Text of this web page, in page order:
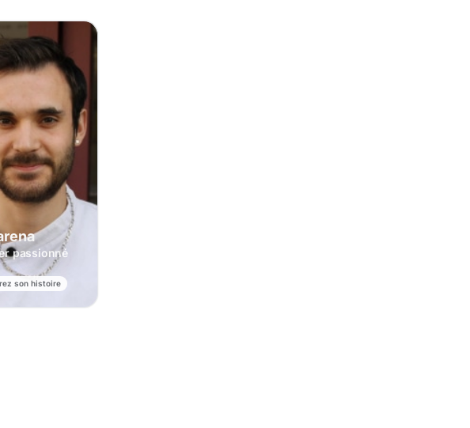
passionné
son histoire